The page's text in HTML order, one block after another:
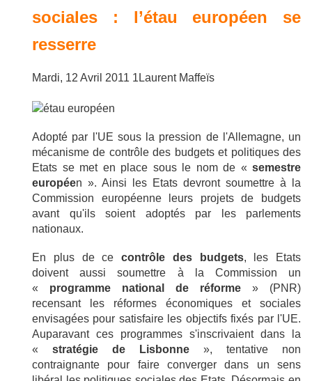
sociales : l’étau européen se
resserre
Mardi, 12 Avril 2011 1 Laurent Maffeïs
Adopté par l'UE sous la pression de l'Allemagne, un
mécanisme de contrôle des budgets et politiques des
Etats se met en place sous le nom de « semestre
européen ». Ainsi les Etats devront soumettre à la
Commission européenne leurs projets de budgets
avant qu'ils soient adoptés par les parlements
nationaux.
En plus de ce contrôle des budgets, les Etats
doivent aussi soumettre à la Commission un
« programme national de réforme » (PNR)
recensant les réformes économiques et sociales
envisagées pour satisfaire les objectifs fixés par l'UE.
Auparavant ces programmes s'inscrivaient dans la
« stratégie de Lisbonne », tentative non
contraignante pour faire converger dans un sens